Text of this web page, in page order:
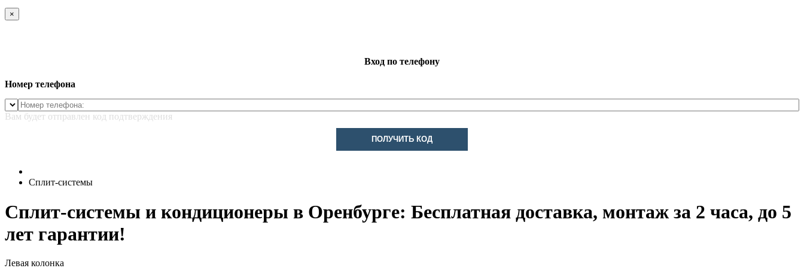
×
Вход по телефону
Номер телефона
Вам будет отправлен код подтверждения
ПОЛУЧИТЬ КОД
Сплит-системы
Сплит-системы и кондиционеры в Оренбурге: Бесплатная доставка, монтаж за 2 часа, до 5
лет гарантии!
Левая колонка